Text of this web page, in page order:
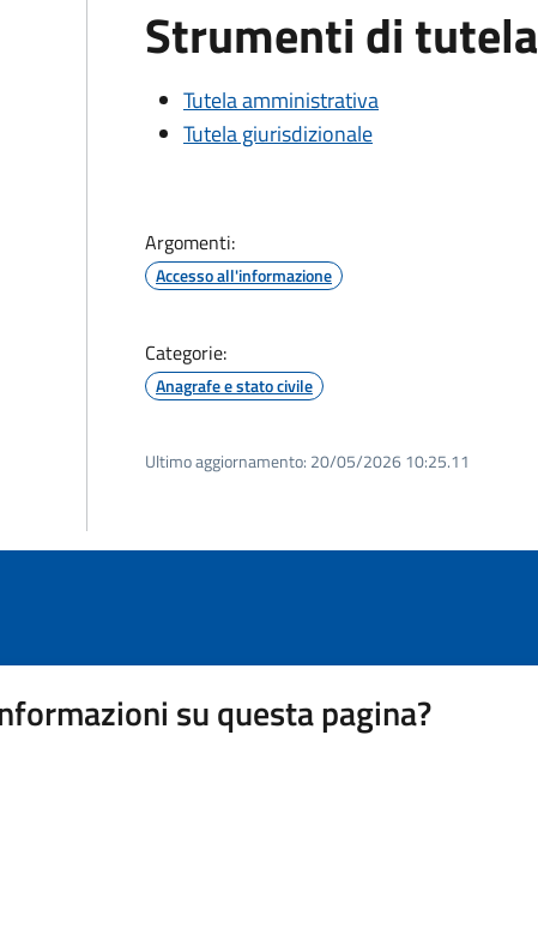
Strumenti di tutela
Tutela amministrativa
Tutela giurisdizionale
Argomenti:
Accesso all'informazione
Categorie:
Anagrafe e stato civile
Ultimo aggiornamento: 20/05/2026 10:25.11
su questa pagina?